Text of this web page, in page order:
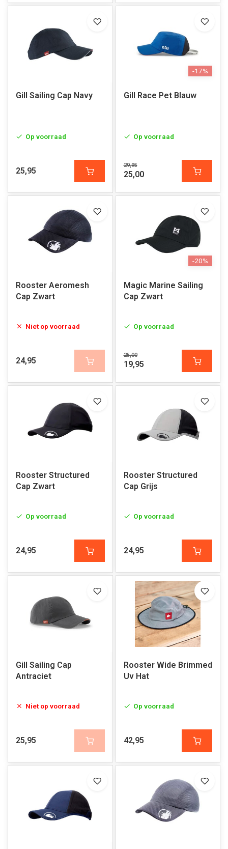
Gill Sailing Cap Navy
Op voorraad
25,95
-17%
Gill Race Pet Blauw
Op voorraad
29,95
25,00
Rooster Aeromesh
Cap Zwart
Niet op voorraad
24,95
-20%
Magic Marine Sailing
Cap Zwart
Op voorraad
25,00
19,95
Rooster Structured
Cap Zwart
Op voorraad
24,95
Rooster Structured
Cap Grijs
Op voorraad
24,95
Gill Sailing Cap
Antraciet
Niet op voorraad
25,95
Rooster Wide Brimmed
Uv Hat
Op voorraad
42,95